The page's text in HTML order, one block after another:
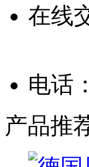
在线
电话：
产品推